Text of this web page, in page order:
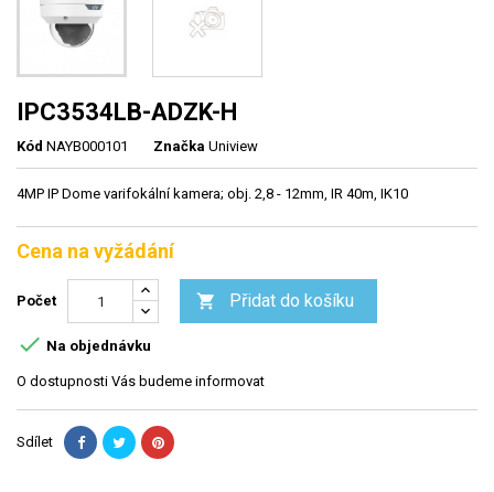
IPC3534LB-ADZK-H
Kód NAYB000101 Značka Uniview
4MP IP Dome varifokální kamera; obj. 2,8 - 12mm, IR 40m, IK10
Cena na vyžádání
Počet  Přidat do košíku
 Na objednávku
O dostupnosti Vás budeme informovat
Sdílet